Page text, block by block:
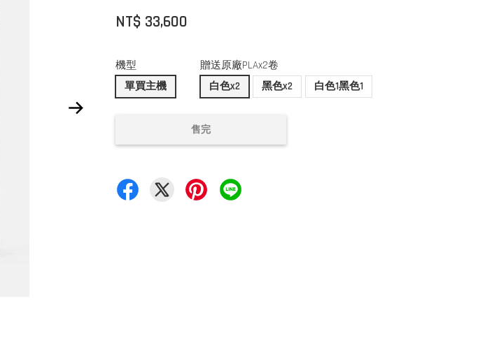
NT$ 33,600
機型
單買主機
贈送原廠PLAx2卷
白色x2
黑色x2 白色1黑色1
售完